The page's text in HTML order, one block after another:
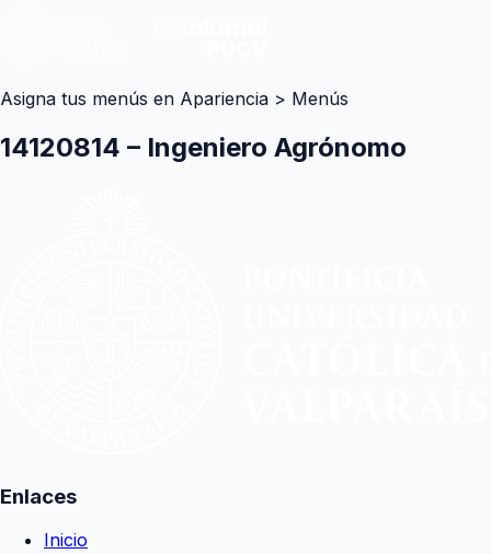
Asigna tus menús en Apariencia > Menús
14120814 – Ingeniero Agrónomo
Enlaces
Inicio